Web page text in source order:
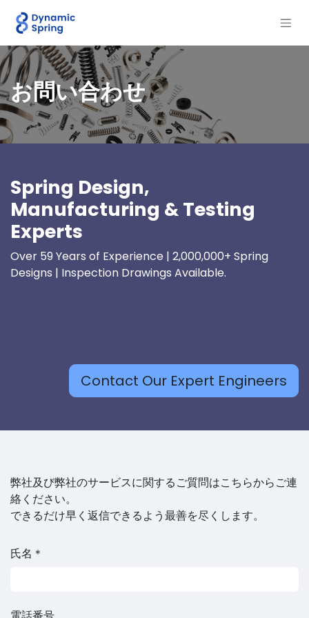
お問い合わせ
Spring Design,
Manufacturing & Testing
Experts
Over 59 Years of Experience | 2,000,000+ Spring
Designs | Inspection Drawings Available.
Contact Our Expert Engineers
弊社及び弊社のサービスに関するご質問はこちらからご連
絡ください。
できるだけ早く返信できるよう最善を尽くします。
氏名＊